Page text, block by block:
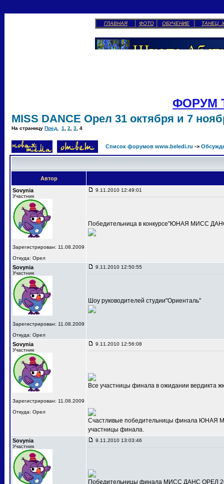
ГЛАВНАЯ ФОТО ОБУЧЕНИЕ ТАНЕЦ
ФОРУМ
MISS DANCE Орел 31 октября и 7
На страницу Пред. 1 2 3 4
Список форумов www.beledi.ru ->
Автор
Sovynia
Участник
Зарегистрирован: 11.08.2009
Откуда: Орел
9.11.2010 12:49:01
Победительница в конкурсе"ЮНАЯ МИСС
Sovynia
Участник
Зарегистрирован: 11.08.2009
Откуда: Орел
9.11.2010 12:50:55
Шоу руководителей студии"Ориенталь"
Sovynia
Участник
Зарегистрирован: 11.08.2009
Откуда: Орел
9.11.2010 12:56:08
Все участницы финала в ожидании вердикта
Счастливые победительницы финала ЮНАЯ
участницы финала.
Sovynia
Участник
9.11.2010 13:03:46
Победительницы финала МИСС ДАНС ОРЕЛ